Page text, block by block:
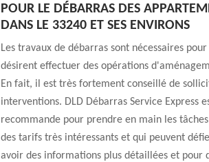
POUR LE DÉBARRAS DES
DANS LE 33240 ET SES ENVIRONS
Les travaux de débarras sont nécessaires
désirent effectuer des opérations
En fait, il est très fortement conseillé de
interventions. DLD Débarras Service Express
recommande pour prendre en main les
des tarifs très intéressants et qui peuvent
avoir des informations plus détaillées et pour